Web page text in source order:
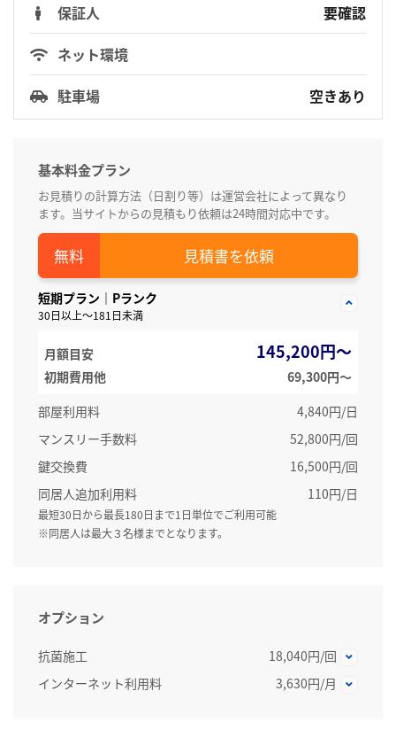
保証人
要確認
ネット環境
駐車場
空きあり
基本料金プラン
お見積りの計算方法（日割り等）は運営会社によって異なり
ます。当サイトからの見積もり依頼は24時間対応中です。
見積書を依頼
短期プラン｜Pランク
30日以上～181日未満
月額目安 145,200円～
初期費用他
69,300円〜
部屋利用料
4,840円/日
マンスリー手数料
52,800円/回
鍵交換費
16,500円/回
同居人追加利用料
110円/日
最短30日から最長180日まで1日単位でご利用可能
※同居人は最大３名様までとなります。
オプション
抗菌施工
18,040円/回
インターネット利用料
3,630円/月